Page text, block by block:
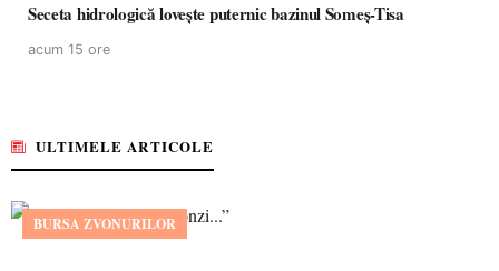
Seceta hidrologică lovește puternic bazinul Someș-Tisa
acum 15 ore
ULTIMELE ARTICOLE
BURSA ZVONURILOR